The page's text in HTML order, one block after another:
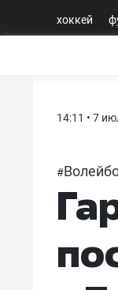
хоккей
14:11 • 7
#